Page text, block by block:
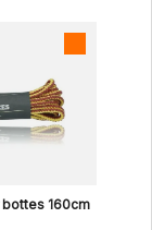
160cm